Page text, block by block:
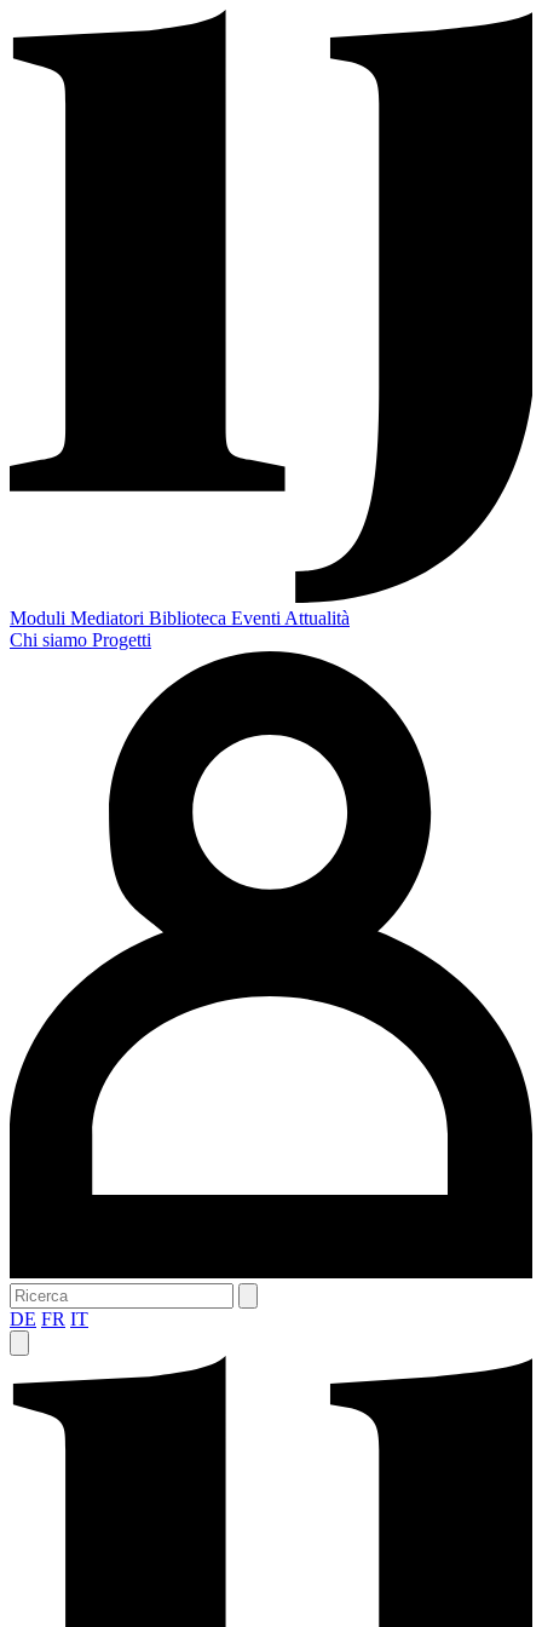
Moduli Mediatori Biblioteca Eventi Attualità
Chi siamo Progetti
DE FR IT